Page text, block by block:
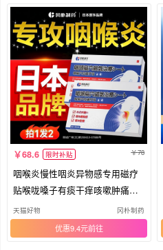
68.6 限时补贴 78
咽喉炎慢性咽炎异物感专用磁疗
贴喉咙嗓子有痰干痒咳嗽肿痛扁
桃体
天猫好物 冈朴制药
优惠9.4元